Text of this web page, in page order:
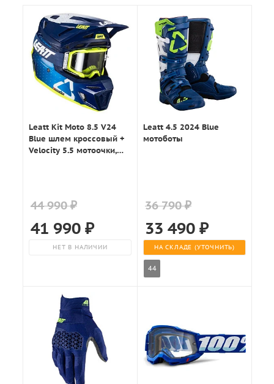
Leatt Kit Moto 8.5 V24
Blue шлем кроссовый +
Velocity 5.5 мотоочки,
44 990 ₽
41 990₽
НЕТ В НАЛИЧИИ
Leatt 4.5 2024 Blue
мотоботы
36 790 ₽
33 490 ₽
НА СКЛАДЕ (УТОЧНИТЬ)
44